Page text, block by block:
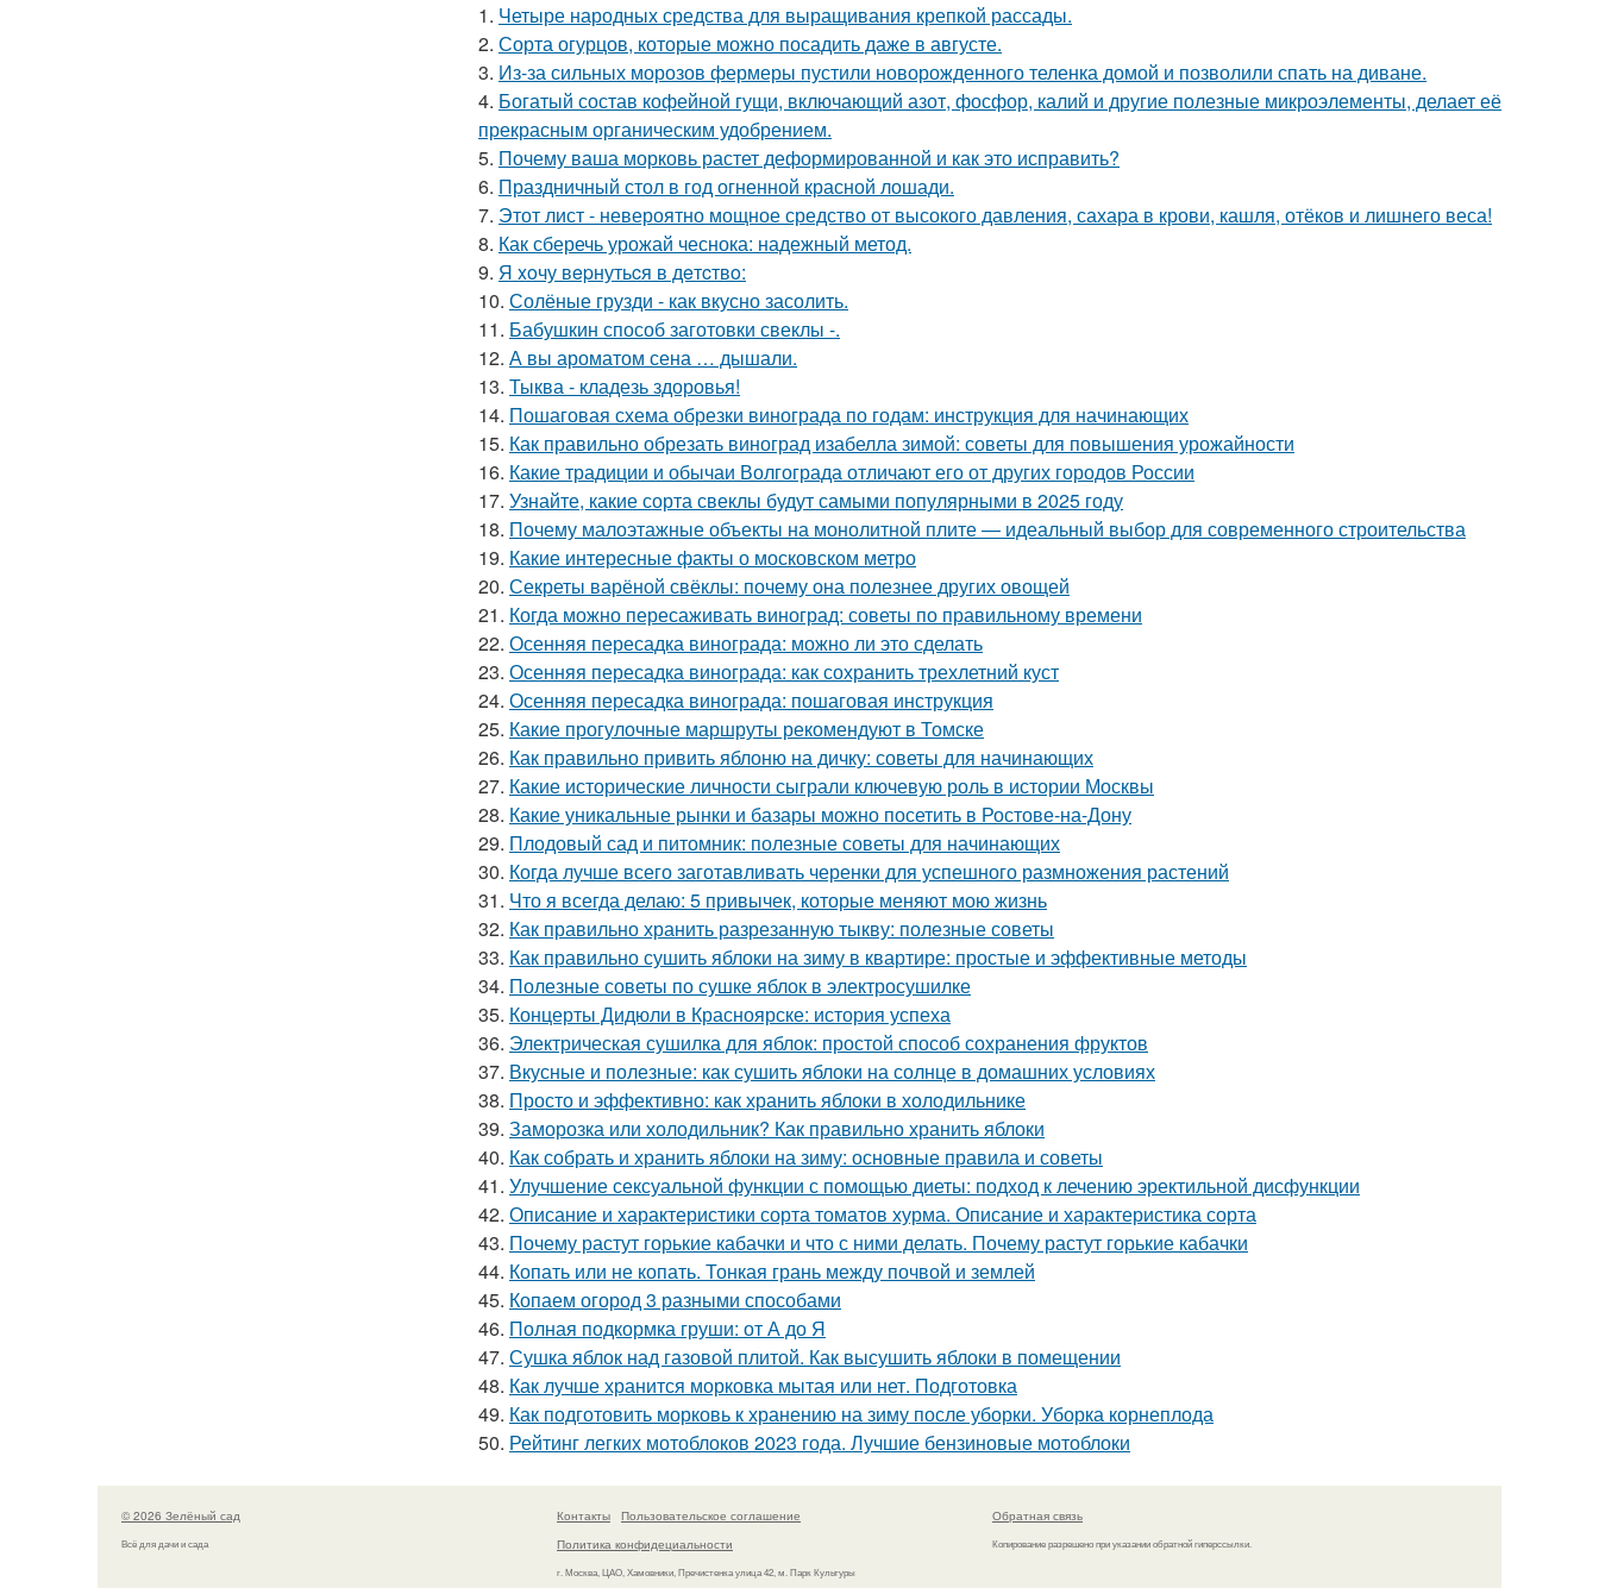
1. Четыре народных средства для выращивания крепкой рассады.
2. Сорта огурцов, которые можно посадить даже в августе.
3. Из-за сильных морозов фермеры пустили новорожденного теленка домой и позволили спать на диване.
4. Богатый состав кофейной гущи, включающий азот, фосфор, калий и другие полезные микроэлементы, делает её
прекрасным органическим удобрением.
5. Почему ваша морковь растет деформированной и как это исправить?
6. Праздничный стол в год огненной красной лошади.
7. Этот лист - невероятно мощное средство от высокого давления, сахара в крови, кашля, отёков и лишнего веса!
8. Как сберечь урожай чеснока: надежный метод.
9. Я xoчу вepнутьcя в дeтcтвo:
10. Солёные грузди - как вкусно засолить.
11. Бабушкин способ заготовки свеклы -.
12. А вы ароматом сена … дышали.
13. Тыква - кладезь здоровья!
14. Пошаговая схема обрезки винограда по годам: инструкция для начинающих
15. Как правильно обрезать виноград изабелла зимой: советы для повышения урожайности
16. Какие традиции и обычаи Волгограда отличают его от других городов России
17. Узнайте, какие сорта свеклы будут самыми популярными в 2025 году
18. Почему малоэтажные объекты на монолитной плите — идеальный выбор для современного строительства
19. Какие интересные факты о московском метро
20. Секреты варёной свёклы: почему она полезнее других овощей
21. Когда можно пересаживать виноград: советы по правильному времени
22. Осенняя пересадка винограда: можно ли это сделать
23. Осенняя пересадка винограда: как сохранить трехлетний куст
24. Осенняя пересадка винограда: пошаговая инструкция
25. Какие прогулочные маршруты рекомендуют в Томске
26. Как правильно привить яблоню на дичку: советы для начинающих
27. Какие исторические личности сыграли ключевую роль в истории Москвы
28. Какие уникальные рынки и базары можно посетить в Ростове-на-Дону
29. Плодовый сад и питомник: полезные советы для начинающих
30. Когда лучше всего заготавливать черенки для успешного размножения растений
31. Что я всегда делаю: 5 привычек, которые меняют мою жизнь
32. Как правильно хранить разрезанную тыкву: полезные советы
33. Как правильно сушить яблоки на зиму в квартире: простые и эффективные методы
34. Полезные советы по сушке яблок в электросушилке
35. Концерты Дидюли в Красноярске: история успеха
36. Электрическая сушилка для яблок: простой способ сохранения фруктов
37. Вкусные и полезные: как сушить яблоки на солнце в домашних условиях
38. Просто и эффективно: как хранить яблоки в холодильнике
39. Заморозка или холодильник? Как правильно хранить яблоки
40. Как собрать и хранить яблоки на зиму: основные правила и советы
41. Улучшение сексуальной функции с помощью диеты: подход к лечению эректильной дисфункции
42. Описание и характеристики сорта томатов хурма. Описание и характеристика сорта
43. Почему растут горькие кабачки и что с ними делать. Почему растут горькие кабачки
44. Копать или не копать. Тонкая грань между почвой и землей
45. Копаем огород 3 разными способами
46. Полная подкормка груши: от А до Я
47. Сушка яблок над газовой плитой. Как высушить яблоки в помещении
48. Как лучше хранится морковка мытая или нет. Подготовка
49. Как подготовить морковь к хранению на зиму после уборки. Уборка корнеплода
50. Рейтинг легких мотоблоков 2023 года. Лучшие бензиновые мотоблоки
© 2026 Зелёный сад
Всё для дачи и сада
Контакты
Пользовательское соглашение
Политика конфидециальности
г. Москва, ЦАО, Хамовники, Пречистенка улица 42, м. Парк Культуры
Обратная связь
Копирование разрешено при указании обратной гиперссылки.